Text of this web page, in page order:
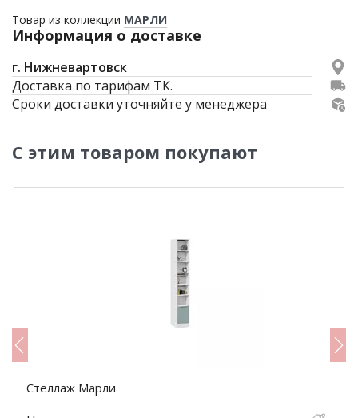
Товар из коллекции МАРЛИ
Информация о доставке
г. Нижневартовск
Доставка по тарифам ТК.
Сроки доставки уточняйте у менеджера
С этим товаром покупают
Стеллаж Марли